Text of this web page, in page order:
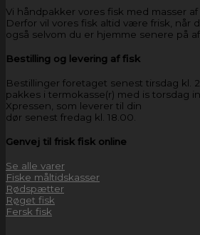
Vi håndpakker vores fisk med masser
Derfor vil vores fisk altid være frisk, når
også selvom du er hjemme senere på
Bestilling og levering af fisk
Bestillinger foretaget senest tirsdag kl.
pakkes i termokasse(r) med is torsdag
Xpressen, som leverer til din
dør senest fredag kl. 18.00.
Genvej til frisk fisk online
Se alle varer
Fiske måltidskasser
Rødspætter
Røget fisk
Fersk fisk